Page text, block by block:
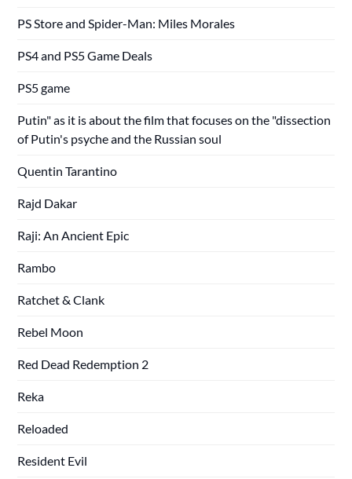
PS Store and Spider-Man: Miles Morales
PS4 and PS5 Game Deals
PS5 game
Putin" as it is about the film that focuses on the "dissection
of Putin's psyche and the Russian soul
Quentin Tarantino
Rajd Dakar
Raji: An Ancient Epic
Rambo
Ratchet & Clank
Rebel Moon
Red Dead Redemption 2
Reka
Reloaded
Resident Evil